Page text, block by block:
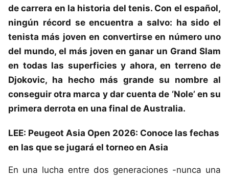
de carrera en la historia del tenis. Con el español,
ningún récord se encuentra a salvo: ha sido el
tenista más joven en convertirse en número uno
del mundo, el más joven en ganar un Grand Slam
en todas las superficies y ahora, en terreno de
Djokovic, ha hecho más grande su nombre al
conseguir otra marca y dar cuenta de ‘Nole’ en su
primera derrota en una final de Australia.
LEE: Peugeot Asia Open 2026: Conoce las fechas
en las que se jugará el torneo en Asia
En una lucha entre dos generaciones -nunca una